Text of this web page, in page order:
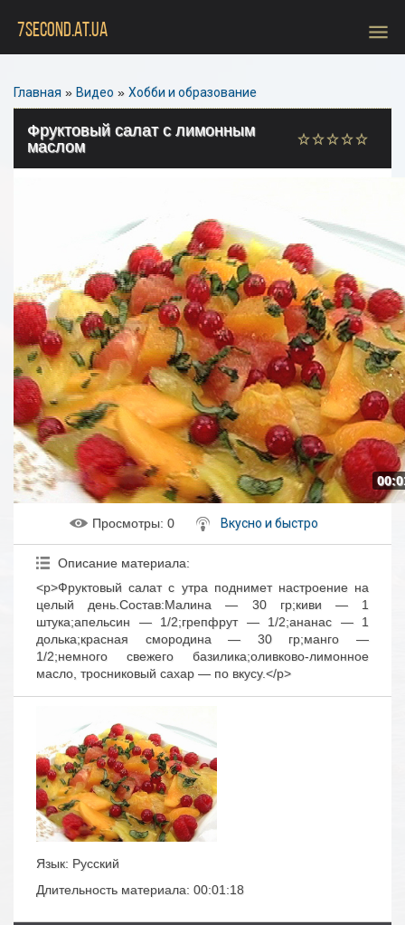
7SECOND.AT.UA menu
Главная » Видео » Хобби и образование
Фруктовый салат с лимонным
маслом
Просмотры: 0 Вкусно и быстро
Описание материала:
<p>Фруктовый салат с утра поднимет настроение на
целый день.Состав:Малина — 30 гр;киви — 1
штука;апельсин — 1/2;грепфрут — 1/2;ананас — 1
долька;красная смородина — 30 гр;манго —
1/2;немного свежего базилика;оливково-лимонное
масло, тросниковый сахар — по вкусу.</p>
Язык: Русский
Длительность материала: 00:01:18